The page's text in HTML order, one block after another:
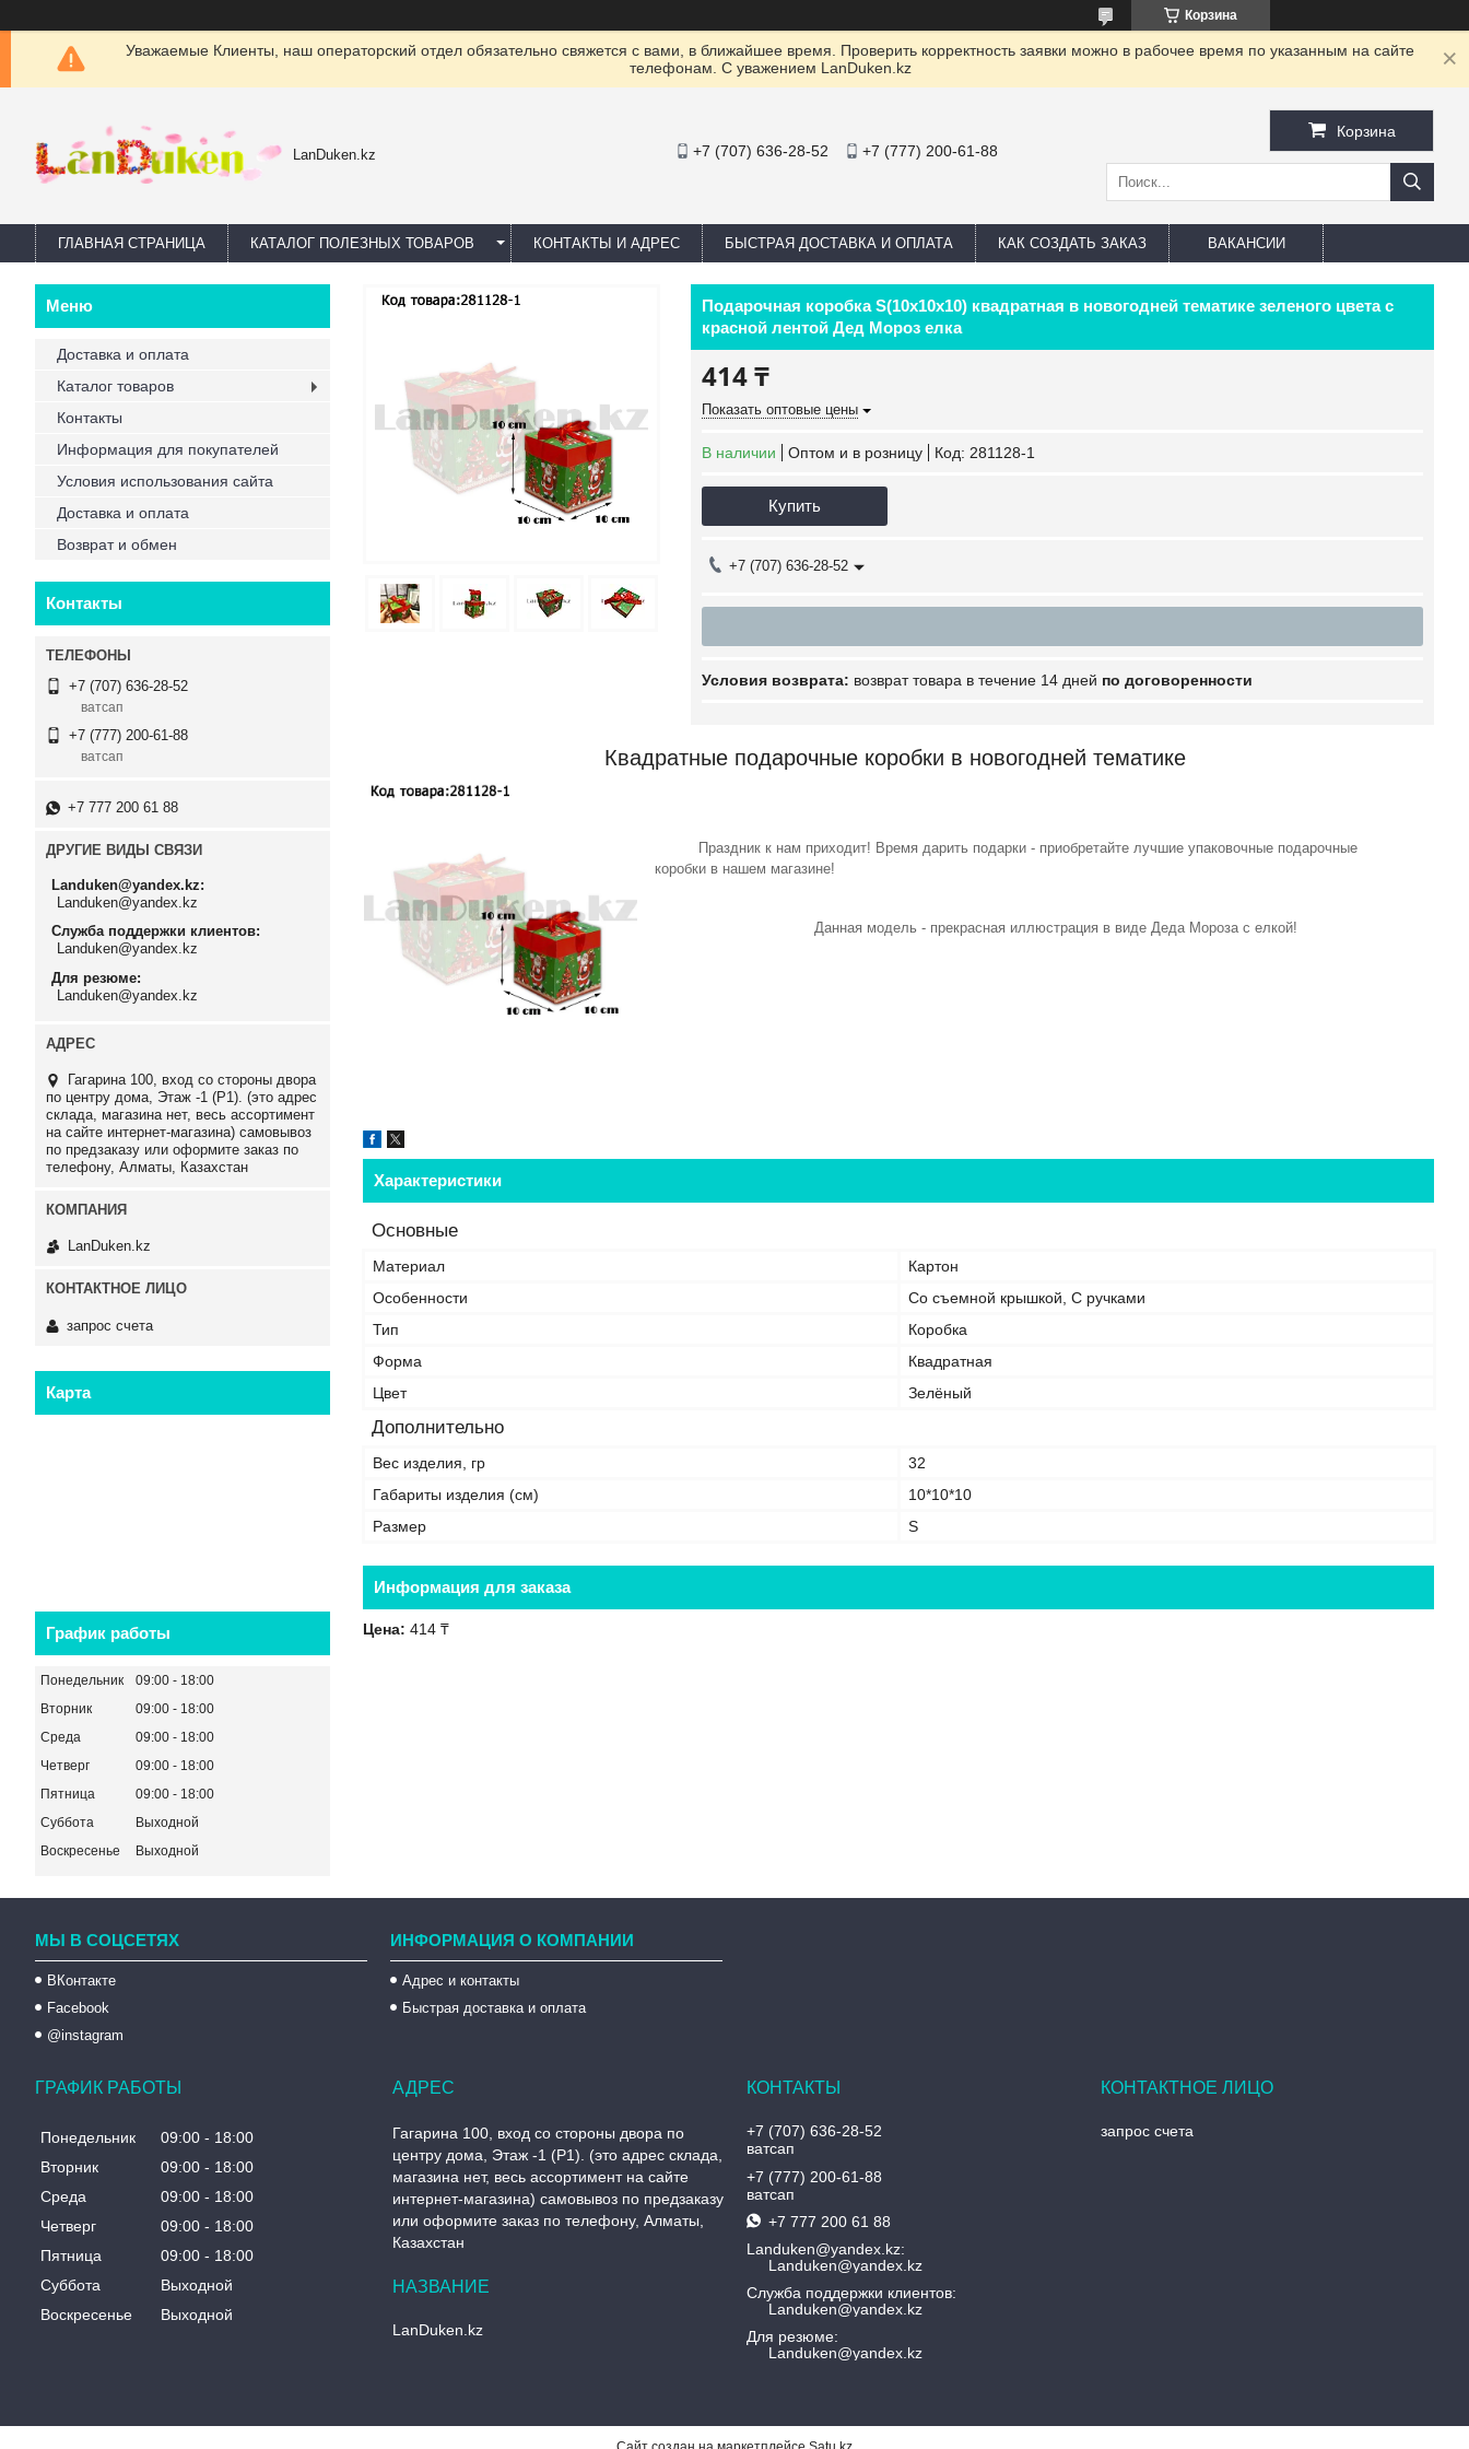
Корзина
Уважаемые Клиенты, наш операторский отдел обязательно свяжется с вами, в ближайшее время. Проверить корректность заявки можно в рабочее время по указанным на сайте
телефонам. С уважением LanDuken.kz
LanDuken.kz +7 (707) 636-28-52 +7 (777) 200-61-88
Корзина
ГЛАВНАЯ СТРАНИЦА КАТАЛОГ ПОЛЕЗНЫХ ТОВАРОВ КОНТАКТЫ И АДРЕС БЫСТРАЯ ДОСТАВКА И ОПЛАТА КАК СОЗДАТЬ ЗАКАЗ ВАКАНСИИ
Подарочная коробка S(10х10х10) квадратная в новогодней тематике зеленого цвета с
красной лентой Дед Мороз елка
414 ₸
Показать оптовые цены
В наличии Оптом и в розницу Код: 281128-1
Купить
+7 (707) 636-28-52
возврат товара в течение 14 дней по договоренности
Квадратные подарочные коробки в новогодней тематике
Праздник к нам приходит! Время дарить подарки - приобретайте лучшие упаковочные подарочные
коробки в нашем магазине!
Данная модель - прекрасная иллюстрация в виде Деда Мороза с елкой!
Характеристики
Основные
Материал
Картон
Особенности
Со съемной крышкой, С ручками
Тип
Коробка
Форма
Квадратная
Цвет
Зелёный
Дополнительно
Вес изделия, гр
32
Габариты изделия (см)
10*10*10
Размер
S
Информация для заказа
Цена: 414 ₸
Доставка и оплата
Каталог товаров
Контакты
Информация для покупателей
Условия использования сайта
Доставка и оплата
Возврат и обмен
Контакты
+7 (707) 636-28-52
ватсап
+7 (777) 200-61-88
ватсап
+7 777 200 61 88
ДРУГИЕ ВИДЫ СВЯЗИ
Landuken@yandex.kz
Landuken@yandex.kz
Служба поддержки клиентов
Landuken@yandex.kz
Для резюме
Landuken@yandex.kz
Гагарина 100, вход со стороны двора
по центру дома, Этаж -1 (P1). (это адрес
склада, магазина нет, весь ассортимент
на сайте интернет-магазина) самовывоз
по предзаказу или оформите заказ по
телефону, Алматы, Казахстан
LanDuken.kz
запрос счета
Карта
График работы
Понедельник 09:00
18:00
Вторник
09:00
18:00
Среда
09:00
18:00
Четверг
09:00
18:00
Пятница
09:00
18:00
Суббота
Выходной
Воскресенье
Выходной
МЫ В СОЦСЕТЯХ
ВКонтакте
Facebook
@instagram
ИНФОРМАЦИЯ О КОМПАНИИ
Адрес и контакты
Быстрая доставка и оплата
ГРАФИК РАБОТЫ
Понедельник 09:00
18:00
Вторник
09:00
18:00
Среда
09:00
18:00
Четверг
09:00
18:00
Пятница
09:00
18:00
Суббота
Выходной
Воскресенье
Выходной
Гагарина 100, вход со стороны двора по
центру дома, Этаж -1 (P1). (это адрес склада,
магазина нет, весь ассортимент на сайте
интернет-магазина) самовывоз по предзаказу
или оформите заказ по телефону, Алматы,
Казахстан
LanDuken.kz
+7 (707) 636-28-52
ватсап
+7 (777) 200-61-88
ватсап
+7 777 200 61 88
Landuken@yandex.kz
Landuken@yandex.kz
Служба поддержки клиентов
Landuken@yandex.kz
Для резюме
Landuken@yandex.kz
запрос счета